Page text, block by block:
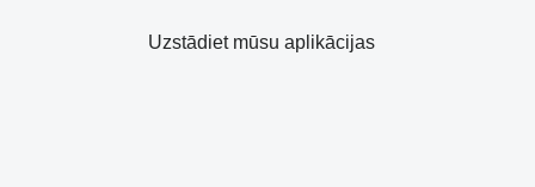
Uzstādiet mūsu aplikācijas